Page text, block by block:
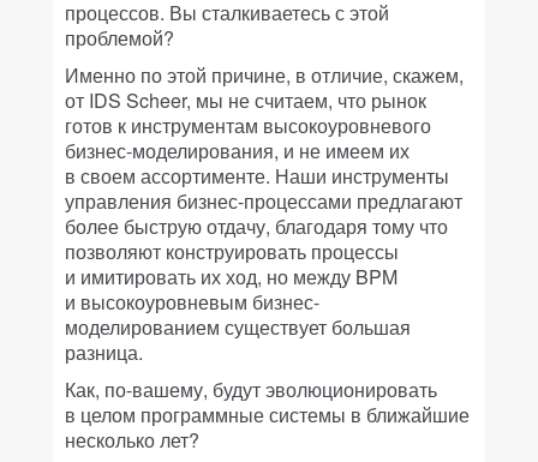
процессов. Вы сталкиваетесь с этой
проблемой?
Именно по этой причине, в отличие, скажем,
от IDS Scheer, мы не считаем, что рынок
готов к инструментам высокоуровневого
бизнес-моделирования, и не имеем их
в своем ассортименте. Наши инструменты
управления бизнес-процессами предлагают
более быструю отдачу, благодаря тому что
позволяют конструировать процессы
и имитировать их ход, но между BPM
и высокоуровневым бизнес-
моделированием существует большая
разница.
Как, по-вашему, будут эволюционировать
в целом программные системы в ближайшие
несколько лет?